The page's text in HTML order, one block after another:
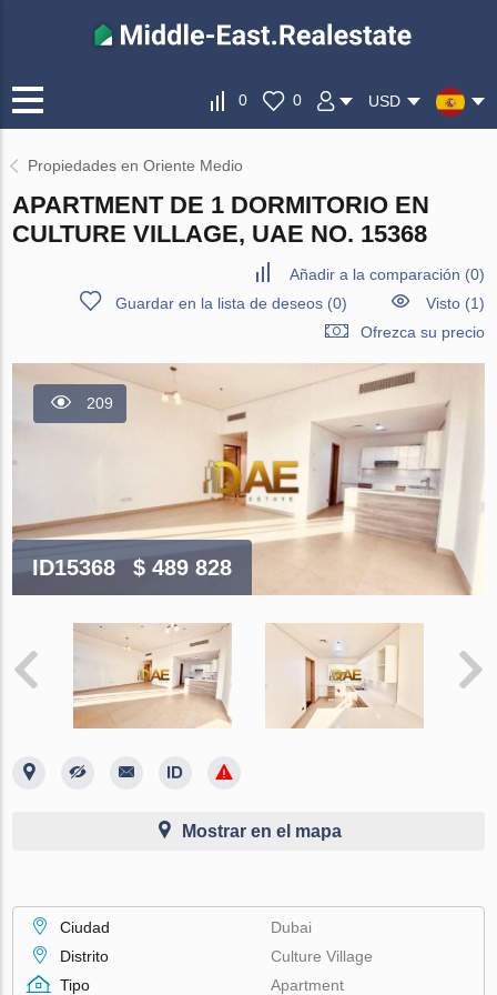
0 0 USD
Propiedades en Oriente Medio
APARTMENT DE 1 DORMITORIO EN
CULTURE VILLAGE, UAE NO. 15368
Añadir a la comparación (0)
Guardar en la lista de deseos(0)
Visto (1)
Ofrezca su precio
209
ID15368 $ 489 828
Mostrar en el mapa
Ciudad
Dubai
Distrito
Culture Village
Tipo
Apartment